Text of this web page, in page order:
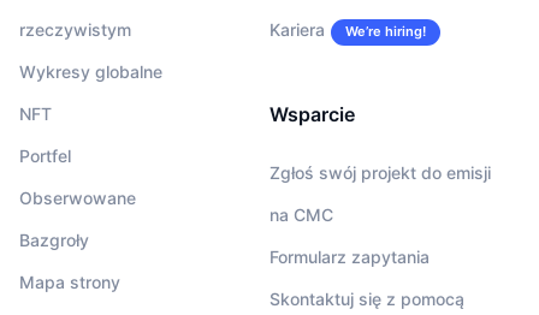
rzeczywistym
Wykresy globalne
NFT
Portfel
Obserwowane
Bazgroły
Mapa strony
Kariera We’re hiring!
Wsparcie
Zgłoś swój projekt do emisji
na CMC
Formularz zapytania
Skontaktuj się z pomocą